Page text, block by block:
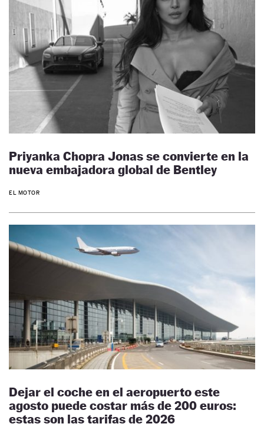
Priyanka Chopra Jonas se convierte en la
nueva embajadora global de Bentley
EL MOTOR
Dejar el coche en el aeropuerto este
agosto puede costar más de 200 euros:
estas son las tarifas de 2026